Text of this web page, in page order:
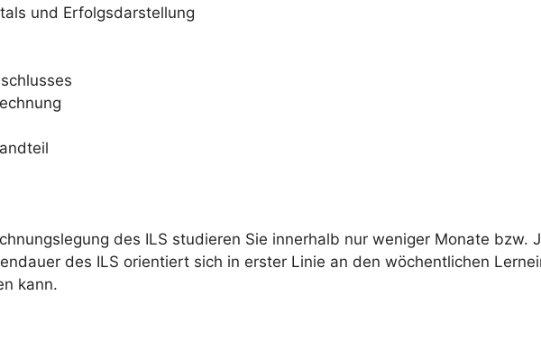
und Erfolgsdarstellung
des ILS studieren Sie innerhalb nur weniger Monate bzw.
des ILS orientiert sich in erster Linie an den wöchentlichen
kann.